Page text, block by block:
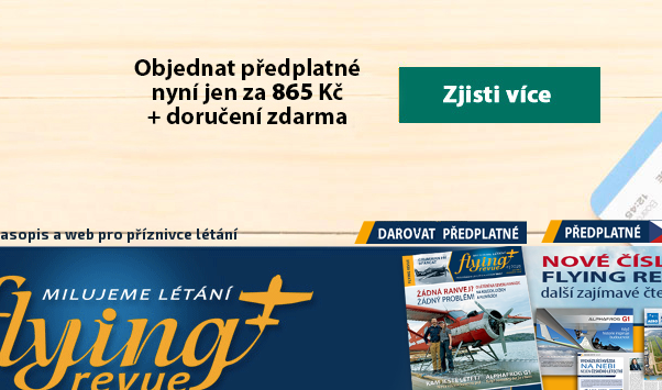
a web pro příznivce létání
Darovat předplatné Předplatné